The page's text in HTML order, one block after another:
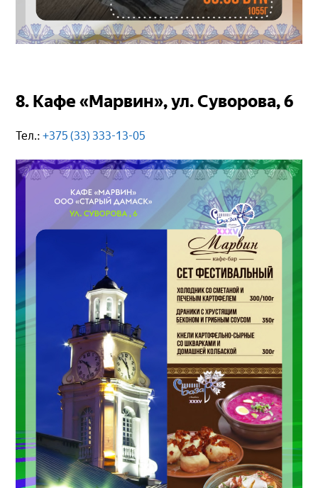
8. Кафе «Марвин», ул. Суворова, 6
Тел.:+375 (33) 333-13-05